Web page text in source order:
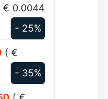
€ 0.0044
- 25%
( €
- 35%